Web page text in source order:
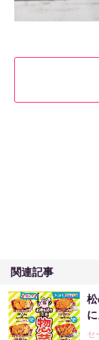
関連記事
セ